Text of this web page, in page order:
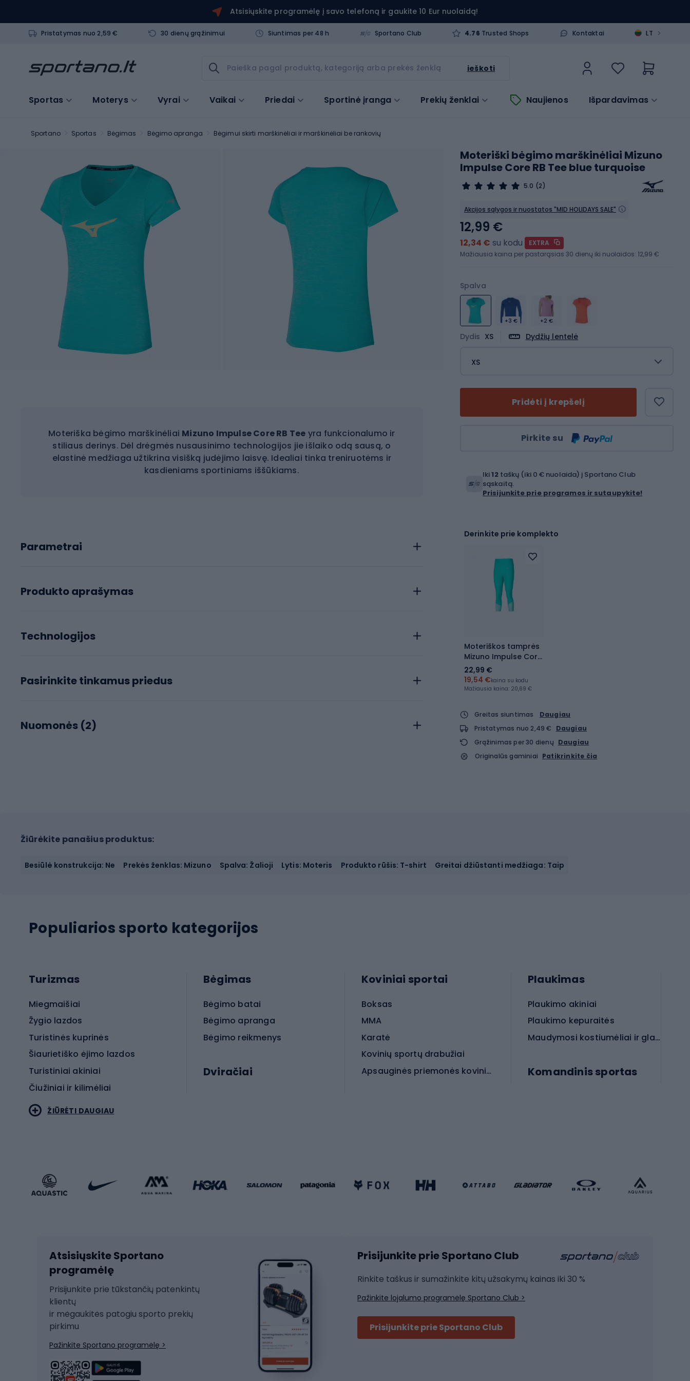
Atsisiųskite programėlę į savo telefoną ir gaukite 10 Eur nuolaidą!
Pristatymas nuo 2,59 € 30 dienų grąžinimui Siuntimas per 48 h Sportano Club 4.76 Trusted Shops Kontaktai LT >
ieškoti
Sportas Moterys Vyrai Vaikai Priedai Sportinė įranga Prekių ženklai Naujienos Išpardavimas
Sportano Sportas Bėgimas Bėgimo apranga Bėgimui skirti marškinėliai ir marškinėliai be rankovių
Moteriška bėgimo marškinėliai Mizuno Impulse Core RB Tee yra funkcionalumo ir
stiliaus derinys. Dėl drėgmės nusausinimo technologijos jie išlaiko odą sausą, o
elastinė medžiaga užtikrina visišką judėjimo laisvę. Idealiai tinka treniruotėms ir
kasdieniams sportiniams iššūkiams.
Parametrai
Produkto aprašymas
Technologijos
Pasirinkite tinkamus priedus
Nuomonės (2)
Moteriški bėgimo marškinėliai Mizuno
Impulse Core RB Tee blue turquoise
5.0 (2)
Akcijos sąlygos ir nuostatos "MID HOLIDAYS SALE"
Spalva
+3 € +2 €
Dydis XS Dydžių lentelė
XS
Pridėti į krepšelį
Pirkite su
12,99 €
12,34 € su kodu
EXTRA
Mažiausia kaina per pastarąsias 30 dienų iki nuolaidos: 12,99 €
Iki12 taškų (iki 0 € nuolaida) į Sportano Club
sąskaitą.
Prisijunkite prie programos ir sutaupykite!
Derinkite prie komplekto
Moteriškos tamprės
Mizuno Impulse Core
3/4 blue turquoise
22,99 €
19,54 €kaina su kodu
Mažiausia kaina: 20,69 €
Greitas siuntimas
Daugiau
Pristatymas nuo 2,49 €
Daugiau
Grąžinimas per 30 dienų Daugiau
Originalūs gaminiai Patikrinkite čia
Žiūrėkite panašius produktus:
Besiūlė konstrukcija: Ne Prekės ženklas: Mizuno Spalva: Žalioji Lytis: Moteris Produkto rūšis: T-shirt Greitai džiūstanti medžiaga: Taip
Populiarios sporto kategorijos
Turizmas
Miegmaišiai
Žygio lazdos
Turistinės kuprinės
Šiaurietiško ėjimo lazdos
Turistiniai akiniai
Čiužiniai ir kilimėliai
Sportinio stiliaus avalynė
Sportinio stiliaus aksesuarai
Čiuožimas
Rogės
Žygio batai
Alpinizmo batai
Turistiniai batai
Bėgimas
Bėgimo batai
Bėgimo apranga
Bėgimo reikmenys
Dviračiai
Vaikiški dviračiai
Dviračių marškinėliai
Dviračių kelnės
Dviračių striukės
Dviračių džemperiai
Dviračių kepurės
Dviračių priedai
Koviniai sportai
Boksas
MMA
Karatė
Kovinių sportų drabužiai
Apsauginės priemonės koviniam sportui
Riedučiai
Rakečių sportas
Badmintonas
Stalo tenisas
Tenisas
Plaukimas
Plaukimo akiniai
Plaukimo kepuraitės
Maudymosi kostiumėliai ir glaudės
Komandinis sportas
Krepšinio apranga
Jėgos įranga
Joga
ŽIŪRĖTI DAUGIAU
Atsisiųskite Sportano
programėlę
Prisijunkite prie tūkstančių patenkintų
klientų
ir mėgaukitės patogiu sporto prekių
pirkimu
Pažinkite Sportano programėlę >
Prisijunkite prie Sportano Club
Rinkite taškus ir sumažinkite kitų užsakymų kainas iki 30 %
Pažinkite lojalumo programėlę Sportano Club >
Prisijunkite prie Sportano Club